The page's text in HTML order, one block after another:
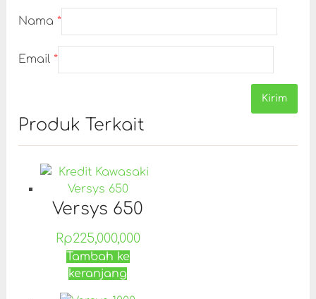
Nama *
Email *
Produk Terkait
Versys 650
Rp225,000,000
Tambah ke
keranjang